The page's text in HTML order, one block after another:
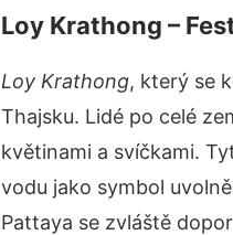
Loy Krathong –
Loy Krathong, který se
Thajsku. Lidé po celé
květinami a svíčkami.
vodu jako symbol
Pattaya se zvláště